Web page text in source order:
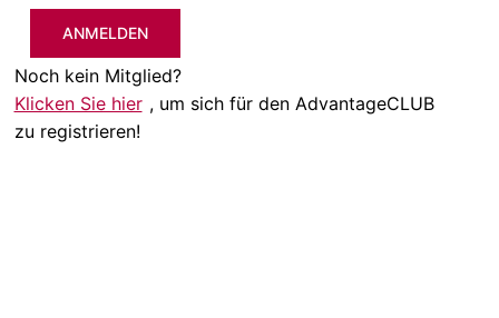
ANMELDEN
Noch kein Mitglied?
Klicken Sie hier , um sich für den AdvantageCLUB
zu registrieren!